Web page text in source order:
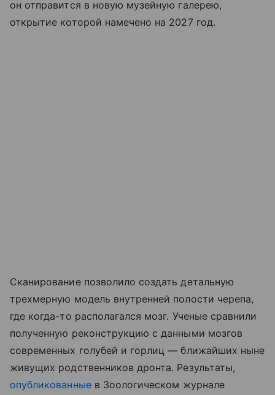
он отправится в новую музейную галерею,
открытие которой намечено на 2027 год.
Сканирование позволило создать детальную
трехмерную модель внутренней полости черепа,
где когда-то располагался мозг. Ученые сравнили
полученную реконструкцию с данными мозгов
современных голубей и горлиц — ближайших ныне
живущих родственников дронта. Результаты,
опубликованныев Зоологическом журнале